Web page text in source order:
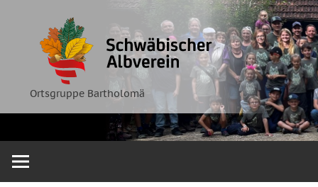
springen
Ortsgruppe Bartholomä
Albverein
Ortsgruppe
Bartholomä